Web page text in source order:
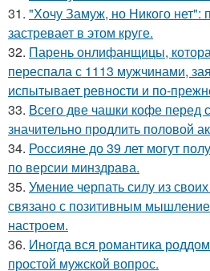
31. "Хочу Замуж, но Никого нет":
застревает в этом круге.
32. Парень онлифанщицы,
переспала с 1113 мужчинами,
испытывает ревности и по-
33. Всего две чашки кофе перед
значительно продлить половой
34. Россияне до 39 лет могут
по версии минздрава.
35. Умение черпать силу из
связано с позитивным
настроем.
36. Иногда вся романтика
простой мужской вопрос.